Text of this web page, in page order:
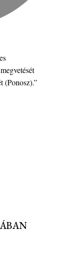
(Ponosz).”